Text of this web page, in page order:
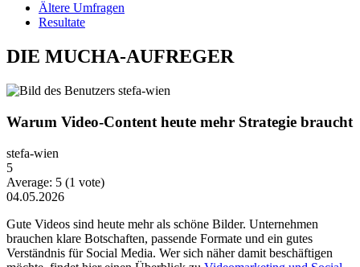
Ältere Umfragen
Resultate
DIE MUCHA-AUFREGER
Warum Video-Content heute mehr Strategie braucht
stefa-wien
5
Average: 5 (1 vote)
04.05.2026
Gute Videos sind heute mehr als schöne Bilder. Unternehmen
brauchen klare Botschaften, passende Formate und ein gutes
Verständnis für Social Media. Wer sich näher damit beschäftigen